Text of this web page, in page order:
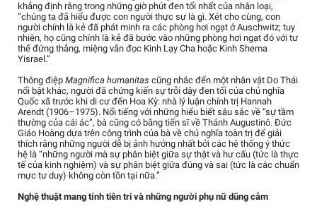
khẳng định rằng trong những giờ phút đen tối nhất của nhân loại,
“chúng ta đã hiểu được con người thực sự là gì. Xét cho cùng, con
người chính là kẻ đã phát minh ra các phòng hơi ngạt ở Auschwitz; tuy
nhiên, họ cũng chính là kẻ đã bước vào những phòng hơi ngạt đó với tư
thế đứng thẳng, miệng vẫn đọc Kinh Lạy Cha hoặc Kinh Shema
Yisrael.”
Thông điệp Magnifica humanitas cũng nhắc đến một nhân vật Do Thái
nổi bật khác, người đã chứng kiến sự trỗi dậy đen tối của chủ nghĩa
Quốc xã trước khi di cư đến Hoa Kỳ: nhà lý luận chính trị Hannah
Arendt (1906–1975). Nổi tiếng với những hiểu biết sâu sắc về “sự tầm
thường của cái ác”, bà cũng có bằng tiến sĩ về Thánh Augustinô. Đức
Giáo Hoàng dựa trên công trình của bà về chủ nghĩa toàn trị để giải
thích rằng những người dễ bị ảnh hưởng nhất bởi các hệ thống ý thức
hệ là “những người mà sự phân biệt giữa sự thật và hư cấu (tức là thực
tế của kinh nghiệm) và sự phân biệt giữa đúng và sai (tức là các chuẩn
mực tư duy) không còn tồn tại nữa.”
Nghệ thuật mang tính tiên tri và những người phụ nữ dũng cảm